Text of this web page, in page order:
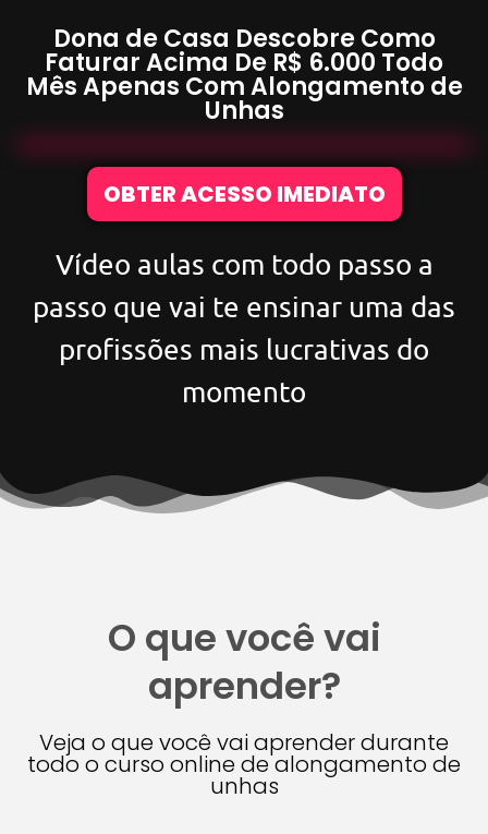
Dona de Casa Descobre Como
Faturar Acima De R$ 6.000 Todo
Mês Apenas ComAlongamento de
Unhas
OBTER ACESSO IMEDIATO
Vídeo aulas com todo passo a
passo que vai te ensinar uma das
profissões mais lucrativas do
momento
O que você vai
aprender?
Veja o que você vai aprender durante
todo o curso online de alongamento de
unhas